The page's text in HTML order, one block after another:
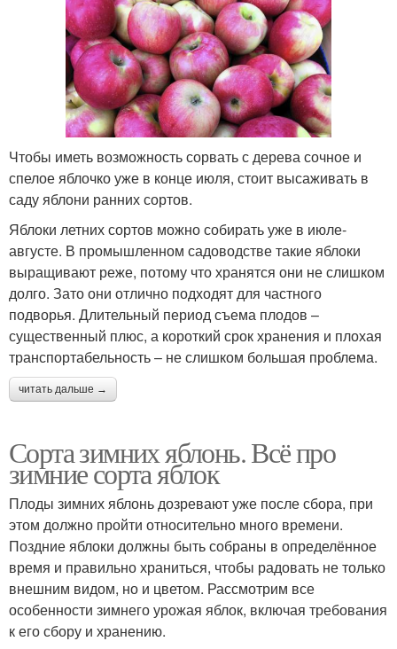
Чтобы иметь возможность сорвать с дерева сочное и
спелое яблочко уже в конце июля, стоит высаживать в
саду яблони ранних сортов.
Яблоки летних сортов можно собирать уже в июле-
августе. В промышленном садоводстве такие яблоки
выращивают реже, потому что хранятся они не слишком
долго. Зато они отлично подходят для частного
подворья. Длительный период съема плодов –
существенный плюс, а короткий срок хранения и плохая
транспортабельность – не слишком большая проблема.
читать дальше →
Сорта зимних яблонь. Всё про
зимние сорта яблок
Плоды зимних яблонь дозревают уже после сбора, при
этом должно пройти относительно много времени.
Поздние яблоки должны быть собраны в определённое
время и правильно храниться, чтобы радовать не только
внешним видом, но и цветом. Рассмотрим все
особенности зимнего урожая яблок, включая требования
к его сбору и хранению.